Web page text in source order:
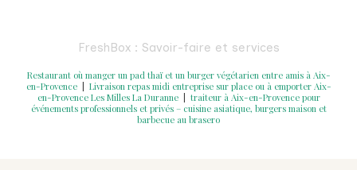
FreshBox : Savoir-faire et services
Restaurant où manger un pad thaï et un burger végétarien entre amis à Aix-
en-Provence| Livraison repas midi entreprise sur place ou à emporter Aix-
en-Provence Les Milles La Duranne| traiteur à Aix-en-Provence pour
événements professionnels et privés – cuisine asiatique, burgers maison et
barbecue au brasero